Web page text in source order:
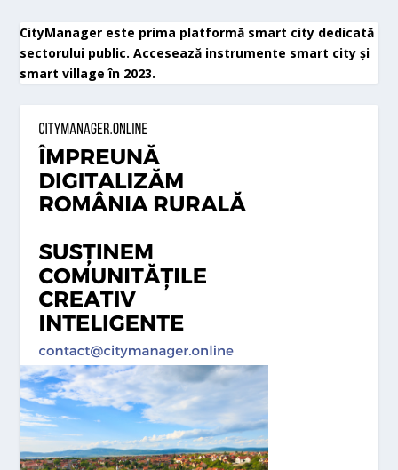
CityManager este prima platformă smart city dedicată
sectorului public. Accesează instrumente smart city și
smart village în 2023.